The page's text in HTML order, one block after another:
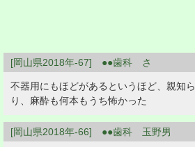
[岡山県2018年-67] ●●歯科 さ
不器用にもほどがあるというほど、親知
り、麻酔も何本もうち怖かった
[岡山県2018年-66] ●●歯科 玉野男